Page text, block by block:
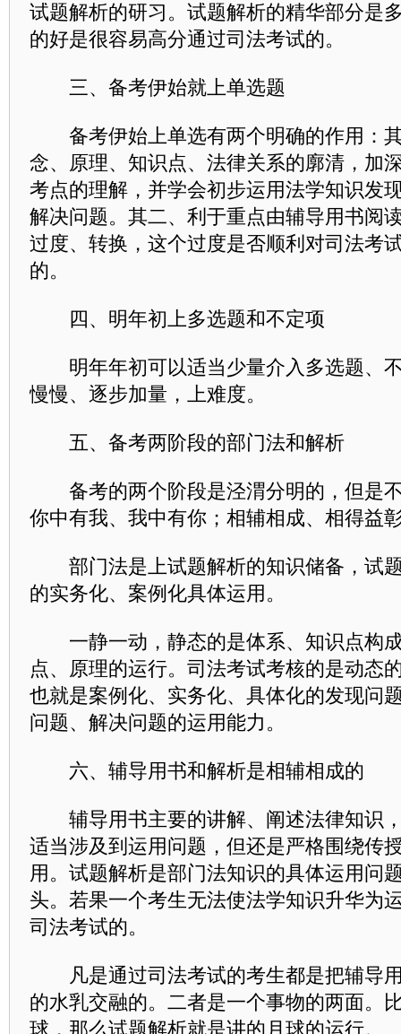
试题解析的研习。试题解析的精华部分是
的好是很容易高分通过司法考试的。
三、备考伊始就上单选题
备考伊始上单选有两个明确的作用：
念、原理、知识点、法律关系的廓清，加
考点的理解，并学会初步运用法学知识发
解决问题。其二、利于重点由辅导用书阅
过度、转换，这个过度是否顺利对司法考
的。
四、明年初上多选题和不定项
明年年初可以适当少量介入多选题、
慢慢、逐步加量，上难度。
五、备考两阶段的部门法和解析
备考的两个阶段是泾渭分明的，但是
你中有我、我中有你；相辅相成、相得益
部门法是上试题解析的知识储备，试
的实务化、案例化具体运用。
一静一动，静态的是体系、知识点构
点、原理的运行。司法考试考核的是动态
也就是案例化、实务化、具体化的发现问
问题、解决问题的运用能力。
六、辅导用书和解析是相辅相成的
辅导用书主要的讲解、阐述法律知识
适当涉及到运用问题，但还是严格围绕传
用。试题解析是部门法知识的具体运用问
头。若果一个考生无法使法学知识升华为
司法考试的。
凡是通过司法考试的考生都是把辅导
的水乳交融的。二者是一个事物的两面。
球，那么试题解析就是讲的月球的运行。